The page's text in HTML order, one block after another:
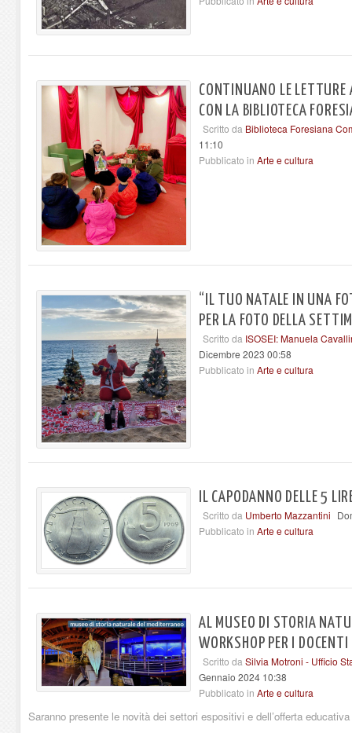
CONTINUANO LE LETTURE
CON LA BIBLIOTECA
Scritto da Biblioteca Foresiana
11:10
Pubblicato in Arte e cultura
“IL TUO NATALE IN UNA
PER LA FOTO DELLA
Scritto da ISOSEI: Manuela
Dicembre 2023 00:58
Pubblicato in Arte e cultura
IL CAPODANNO DELLE 5
Scritto da Umberto Mazzantini
Pubblicato in Arte e cultura
AL MUSEO DI STORIA
WORKSHOP PER I DOCENTI
Scritto da Silvia Motroni - Ufficio
Gennaio 2024 10:38
Pubblicato in Arte e cultura
Saranno presente le novità dei settori espositivi e dell’offerta